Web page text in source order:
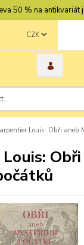
50 % na antikvariát
CZK
Louis: Obři aneb